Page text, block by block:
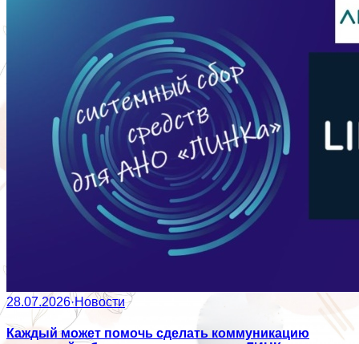
28.07.2026·Новости
Каждый может помочь сделать коммуникацию